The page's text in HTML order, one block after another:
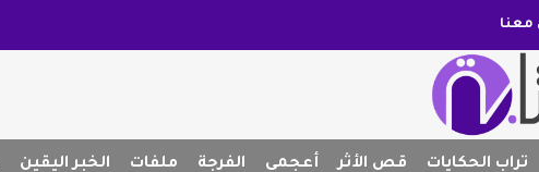
معنا
تراب الحكايات قص الأثر أعجمي الفرجة ملفات الخبر اليقين